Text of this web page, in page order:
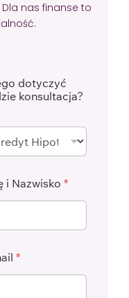
nas finanse to
dotyczyć
konsultacja?
i Nazwisko *
*